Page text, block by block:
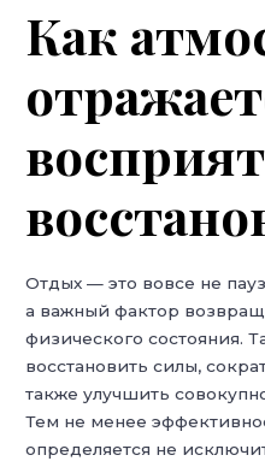
Как
Отдых — это вовсе не
а важный фактор
физического состояния.
восстановить силы,
также улучшить
Тем не менее
определяется не